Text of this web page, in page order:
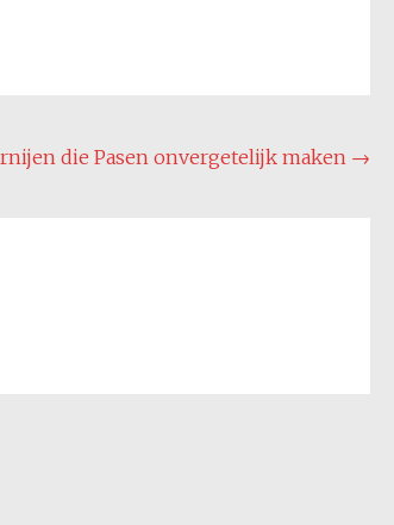
die Pasen onvergetelijk maken →